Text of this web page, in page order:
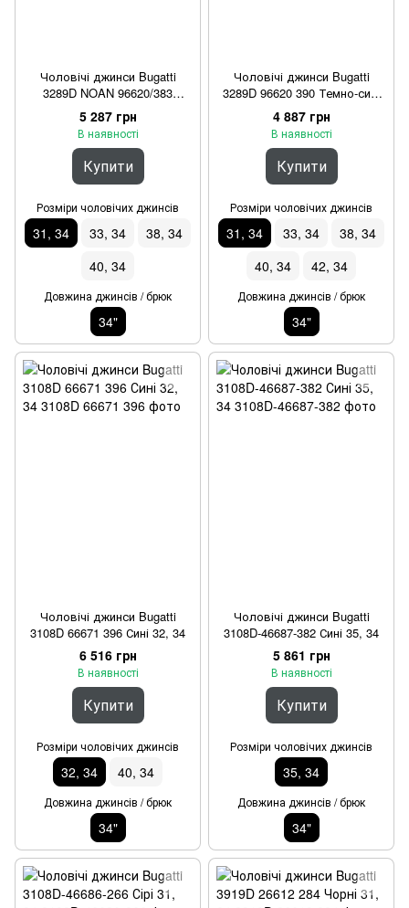
Чоловічі джинси Bugatti
3289D NOAN 96620/383
Темно-сині 31, 34
5 287 грн
В наявності
Купити
Розміри чоловічих джинсів
31, 34 33, 34
38, 34
40, 34
Довжина джинсів / брюк
34"
Чоловічі джинси Bugatti
3289D 96620 390 Темно-сині
31, 34
4 887 грн
В наявності
Купити
Розміри чоловічих джинсів
31, 34 33, 34
38, 34
40, 34
42, 34
Довжина джинсів / брюк
34"
Чоловічі джинси Bugatti
3108D 66671 396 Сині 32, 34
6 516 грн
В наявності
Купити
Розміри чоловічих джинсів
32, 34 40, 34
Довжина джинсів / брюк
34"
Чоловічі джинси Bugatti
3108D-46687-382 Сині 35, 34
5 861 грн
В наявності
Купити
Розміри чоловічих джинсів
35, 34
Довжина джинсів / брюк
34"